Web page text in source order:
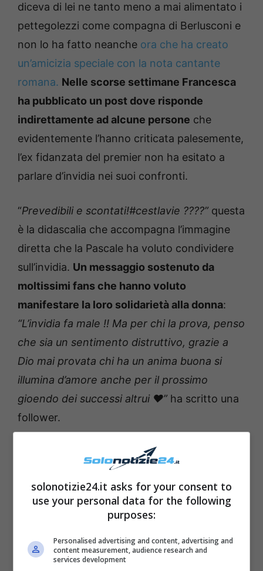
diceva di lei ne tanto meno a mai alimentato i
pettegolezzi come compagna di Berlusconi e
non lo ha fatto neanche ora che ha creato
un’amicizia speciale con la nota cantante
romana. Nelle scorse settimane Francesca
ha pubblicato un post dove risponde
indirettamente ad alcune persone che
evidentemente l’hanno criticata palesemente,
l’ex fidanzata del premier non ha esitato a
parlare d’invidia nei suoi confronti.
“Prevedibili e scontati!#cestlavie ????” questa
è la didascalia che accompagna l’immagine
diretta che la Pascale ha voluto condividere
sull’invidia. Un messaggio sostenuto da
moltissimi fans che hanno voluto
manifestare la loro solidarietà alla donna:
“L’invidia fa male !! Ma per chi la prova, penso
che sia un sentimento distruttivo, grazie a
Dio mai provata chi ha un anima buona si
illumina d’amore anche per il prossimo
gioendo dei successi altrui ❤️” ha scritto una
follower.
Francesca Pascale fonte Instagram
solonotizie24.it asks for your consent to
use your personal data for the following
purposes:
Personalised advertising and content, advertising and
content measurement, audience research and
services development